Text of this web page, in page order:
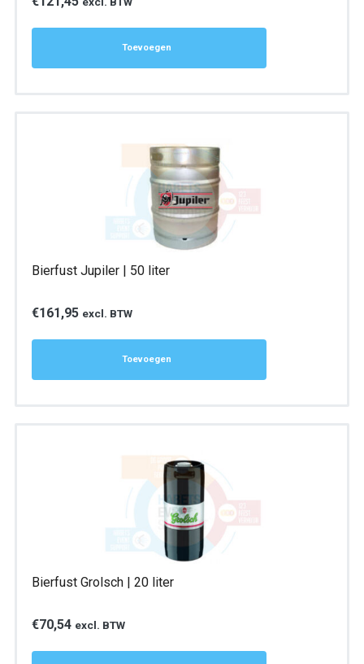
Toevoegen
Bierfust Jupiler | 50 liter
€161,95 excl. BTW
Toevoegen
Bierfust Grolsch | 20 liter
€70,54 excl. BTW